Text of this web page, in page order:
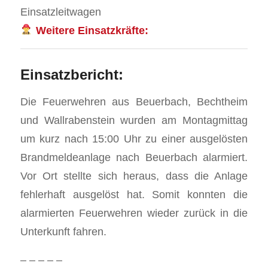
Einsatzleitwagen
Weitere Einsatzkräfte:
Einsatzbericht:
Die Feuerwehren aus Beuerbach, Bechtheim
und Wallrabenstein wurden am Montagmittag
um kurz nach 15:00 Uhr zu einer ausgelösten
Brandmeldeanlage nach Beuerbach alarmiert.
Vor Ort stellte sich heraus, dass die Anlage
fehlerhaft ausgelöst hat. Somit konnten die
alarmierten Feuerwehren wieder zurück in die
Unterkunft fahren.
– – – – –